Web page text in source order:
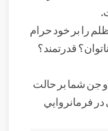
را بر خود حرام
قدرتمند؟
جن شما بر حالت
فرمانروايي